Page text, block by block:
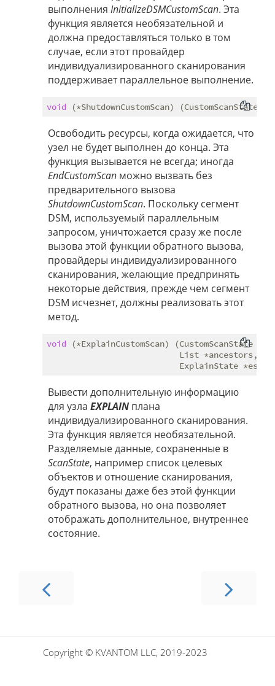
выполнения InitializeDSMCustomScan. Эта
функция является необязательной и
должна предоставляться только в том
случае, если этот провайдер
индивидуализированного сканирования
поддерживает параллельное выполнение.
void
Освободить ресурсы, когда ожидается, что
узел не будет выполнен до конца. Эта
функция вызывается не всегда; иногда
EndCustomScan можно вызвать без
предварительного вызова
ShutdownCustomScan. Поскольку сегмент
DSM, используемый параллельным
запросом, уничтожается сразу же после
вызова этой функции обратного вызова,
провайдеры индивидуализированного
сканирования, желающие предпринять
некоторые действия, прежде чем сегмент
DSM исчезнет, должны реализовать этот
метод.
void (*ExplainCustomScan) (CustomScanState
                           List *ancestors,
Вывести дополнительную информацию
для узла EXPLAIN плана
индивидуализированного сканирования.
Эта функция является необязательной.
Разделяемые данные, сохраненные в
ScanState, например список целевых
объектов и отношение сканирования,
будут показаны даже без этой функции
обратного вызова, но она позволяет
отображать дополнительное, внутреннее
состояние.
Copyright © KVANTOM LLC, 2019-2023